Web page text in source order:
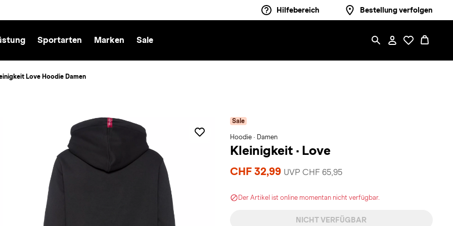
Hilfebereich Bestellung verfolgen
Sportarten Marken Sale
Love Hoodie Damen
Sale
Hoodie · Damen
Kleinigkeit · Love
CHF 32,99 UVP CHF 65,95
Der Artikel ist online momentan nicht verfügbar.
NICHT VERFÜGBAR